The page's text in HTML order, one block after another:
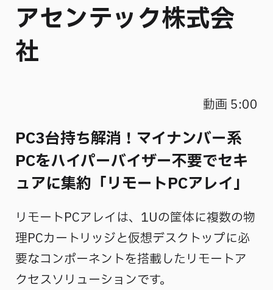
アセンテック株式会
社
動画 5:00
PC3台持ち解消！マイナンバー系
PCをハイパーバイザー不要でセキ
ュアに集約「リモートPCアレイ」
リモートPCアレイは、1Uの筐体に複数の物
理PCカートリッジと仮想デスクトップに必
要なコンポーネントを搭載したリモートア
クセスソリューションです。